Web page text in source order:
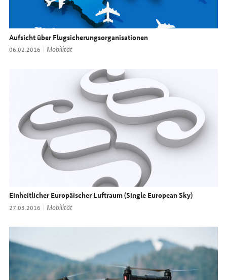
Aufsicht über Flugsicherungsorganisationen
Datum:
06.02.2016 Thema:
Mobilität
Einheitlicher Europäischer Luftraum (Single European Sky)
Datum:
27.03.2016 Thema:
Mobilität